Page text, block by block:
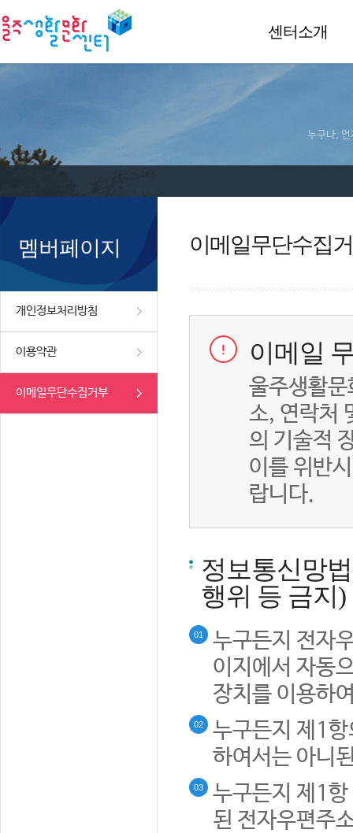
센터소개
누구나, 언
멤버페이지
개인정보처리방침
이용약관
이메일무단수집거부
이메일무단수집
이메일
울주생활
소, 연락처
의 기술적
이를 위반
랍니다.
정보통신망
행위 등 금지)
01
누구든지 전자
이지에서 자동
장치를 이용하
02
누구든지 제1
하여서는 아니
03
누구든지 제1
된 전자우편주